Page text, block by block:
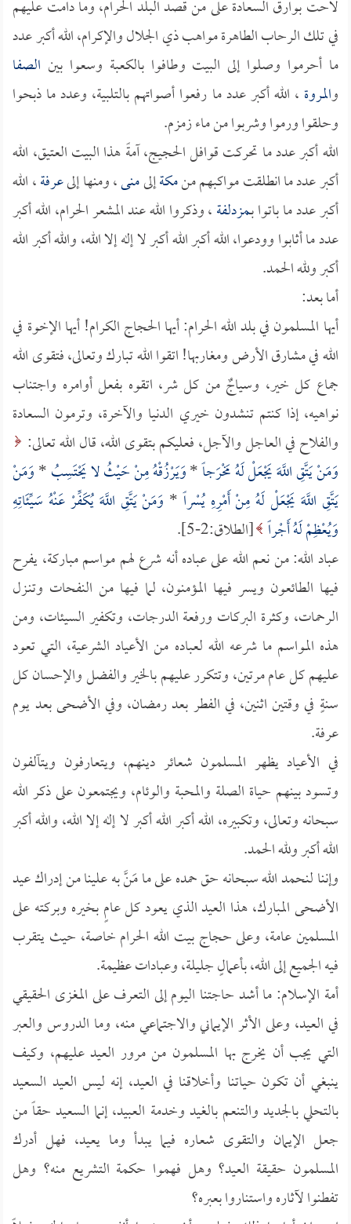
لاحت بوارق السعادة على من قصد البلد الحرام، وما دامت عليهم
في تلك الرحاب الطاهرة مواهب ذي الجلال والإكرام، الله أكبر عدد
ما أحرموا وصلوا إلى البيت وطافوا بالكعبة وسعوا بين الصفا
والمروة ، الله أكبر عدد ما رفعوا أصواتهم بالتلبية، وعدد ما ذبحوا
وحلقوا ورموا وشربوا من ماء زمزم.
الله أكبر عدد ما تحركت قوافل الحجيج، آمةً هذا البيت العتيق، الله
أكبر عدد ما انطلقت مواكبهم منمكةإلىمنى، ومنها إلىعرفة، الله
أكبر عدد ما باتوا بـمزدلفة، وذكروا الله عند المشعر الحرام، الله أكبر
عدد ما أثابوا وودعوا، الله أكبر الله أكبر لا إله إلا الله، والله أكبر الله
أكبر ولله الحمد.
أما بعد:
أيها المسلمون في بلد الله الحرام: أيها الحجاج الكرام! أيها الإخوة في
الله في مشارق الأرض ومغاربها! اتقوا الله تبارك وتعالى، فتقوى الله
جماع كل خير، وسياجٌ من كل شر، اتقوه بفعل أوامره واجتناب
نواهيه، إذا كنتم تنشدون خيري الدنيا والآخرة، وترمون السعادة
والفلاح في العاجل والآجل، فعليكم بتقوى الله، قال الله تعالى:
وَمَنْ يَتَّقِ اللَّهَ يَجْعَلْ لَهُ مَخْرَجاً*وَيَرْزُقْهُ مِنْ حَيْثُ لا يَحْتَسِبُ*وَمَنْ
يَتَّقِ اللَّهَ يَجْعَلْ لَهُ مِنْ أَمْرِهِ يُسْراً* وَمَنْ يَتَّقِ اللَّهَ يُكَفِّرْ عَنْهُ سَيِّئَاتِهِ
وَيُعْظِمْ لَهُ أَجْراً [الطلاق:2-5].
عباد الله: من نعم الله على عباده أنه شرع لهم مواسم مباركة، يفرح
فيها الطائعون ويسر فيها المؤمنون، لما فيها من النفحات وتنـزل
الرحمات، وكثرة البركات ورفعة الدرجات، وتكفير السيئات، ومن
هذه المواسم ما شرعه الله لعباده من الأعياد الشرعية، التي تعود
عليهم كل عام مرتين، وتتكرر عليهم بالخير والفضل والإحسان كل
سنةٍ في وقتين اثنين، في الفطر بعد رمضان، وفي الأضحى بعد يوم
عرفة.
في الأعياد يظهر المسلمون شعائر دينهم، ويتعارفون ويتآلفون
وتسود بينهم حياة الصلة والمحبة والوئام، ويجتمعون على ذكر الله
سبحانه وتعالى، وتكبيره، الله أكبر الله أكبر لا إله إلا الله، والله أكبر
الله أكبر ولله الحمد.
وإننا لنحمد الله سبحانه حق حمده على ما مَنَّ به علينا من إدراك عيد
الأضحى المبارك، هذا العيد الذي يعود كل عامٍ بخيره وبركته على
المسلمين عامة، وعلى حجاج بيت الله الحرام خاصة، حيث يتقرب
فيه الجميع إلى الله، بأعمالٍ جليلة، وعبادات عظيمة.
أمة الإسلام: ما أشد حاجتنا اليوم إلى التعرف على المغزى الحقيقي
في العيد، وعلى الأثر الإيماني والاجتماعي منه، وما الدروس والعبر
التي يجب أن يخرج بها المسلمون من مرور العيد عليهم، وكيف
ينبغي أن تكون حياتنا وأخلاقنا في العيد، إنه ليس العيد السعيد
بالتحلي بالجديد والتنعم بالغيد وخدمة العبيد، إنما السعيد حقاً من
جعل الإيمان والتقوى شعاره فيما يبدأ وما يعيد، فهل أدرك
المسلمون حقيقة العيد؟ وهل فهموا حكمة التشريع منه؟ وهل
تفطنوا لآثاره واستناروا بعبره؟